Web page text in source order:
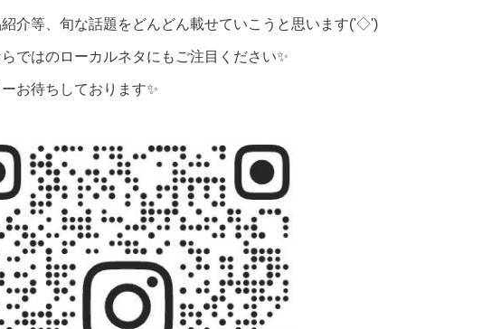
介等、旬な話題をどんどん載せていこうと思います('◇')ゞ
ではのローカルネタにもご注目ください✨
お待ちしております✨